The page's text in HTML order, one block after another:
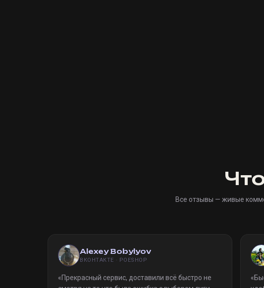
Все отзывы — живые
Alexey Bobylyov
ВКОНТАКТЕ · POESHOP
«Прекрасный сервис, доставили всё быстро не
«